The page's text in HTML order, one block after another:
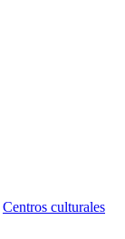
Centros culturales